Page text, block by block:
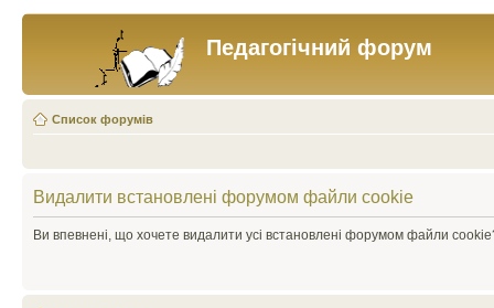
Педагогічний форум
Список форумів
Видалити встановлені форумом файли cookie
Ви впевнені, що хочете видалити усі встановлені форумом файли